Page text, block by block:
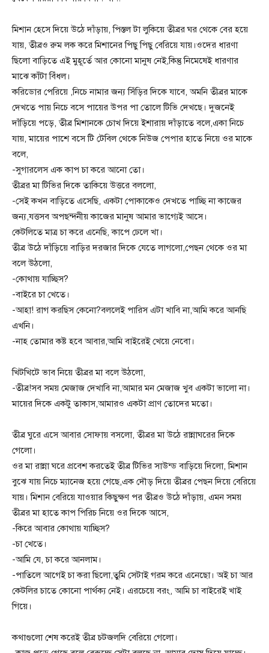
মিশান হেসে দিয়ে উঠে দাঁড়ায়, পিস্তল টা লুকিয়ে তীব্রর ঘর থেকে বের হয়ে
যায়, তীব্রও রুম লক করে মিশানের পিছু পিছু বেরিয়ে যায়।ওদের ধারণা
ছিলো বাড়িতে এই মুহূর্তে আর কোনো মানুষ নেই,কিন্তু নিমেষেই ধারণার
মাঝে কাঁটা বিঁধল।
করিডোর পেরিয়ে ,নিচে নামার জন্য সিঁড়ির দিকে যাবে, অমনি তীব্রর মাকে
দেখতে পায় নিচে বসে পায়ের উপর পা তোলে টিভি দেখছে। দুজনেই
দাঁড়িয়ে পড়ে, তীব্র মিশানকে চোখ দিয়ে ইশারায় দাঁড়াতে বলে,একা নিচে
যায়, মায়ের পাশে বসে টি টেবিল থেকে নিউজ পেপার হাতে নিয়ে ওর মাকে
বলে,
-সুগারলেস এক কাপ চা করে আনো তো।
তীব্রর মা টিভির দিকে তাকিয়ে উত্তরে বললো,
-সেই কখন বাড়িতে এসেছি, একটা পোকাকেও দেখতে পাচ্ছি না কাজের
জন্য,যত্তসব অপছন্দনীয় কাজের মানুষ আমার ভাগ্যেই আসে।
কেটলিতে মাত্র চা করে এনেছি, কাপে ঢেলে খা।
তীব্র উঠে দাঁড়িয়ে বাড়ির দরজার দিকে যেতে লাগলো,পেছন থেকে ওর মা
বলে উঠলো,
-কোথায় যাচ্ছিস?
-বাইরে চা খেতে।
-আহা! রাগ করছিস কেনো?বললেই পারিস এটা খাবি না,আমি করে আনছি
এখনি।
-নাহ তোমার কষ্ট হবে আবার,আমি বাইরেই খেয়ে নেবো।
খিটখিটে ভাব নিয়ে তীব্রর মা বলে উঠলো,
-তীব্র!সব সময় মেজাজ দেখাবি না,আমার মন মেজাজ খুব একটা ভালো না।
মায়ের দিকে একটু তাকাস,আমারও একটা প্রাণ তোদের মতো।
তীব্র ঘুরে এসে আবার সোফায় বসলো, তীব্রর মা উঠে রান্নাঘরের দিকে
গেলো।
ওর মা রান্না ঘরে প্রবেশ করতেই তীব্র টিভির সাউন্ড বাড়িয়ে দিলো, মিশান
বুঝে যায় নিচে ম্যানেজ হয়ে গেছে,এক দৌড় দিয়ে তীব্রর পেছন দিয়ে বেরিয়ে
যায়। মিশান বেরিয়ে যাওয়ার কিছুক্ষণ পর তীব্রও উঠে দাঁড়ায়, এমন সময়
তীব্রর মা হাতে কাপ পিরিচ নিয়ে ওর দিকে আসে,
-কিরে আবার কোথায় যাচ্ছিস?
-চা খেতে।
-আমি যে, চা করে আনলাম।
-পাতিলে আগেই চা করা ছিলো,তুমি সেটাই গরম করে এনেছো। অই চা আর
কেটলির চাতে কোনো পার্থক্য নেই। এরচেয়ে বরং, আমি চা বাইরেই খাই
গিয়ে।
কথাগুলো শেষ করেই তীব্র চটজলদি বেরিয়ে গেলো।